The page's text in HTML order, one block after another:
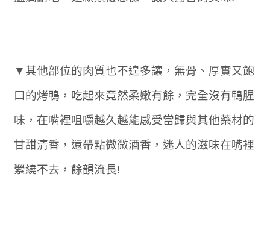
▼其他部位的肉質也不遑多讓，無骨、厚實又飽
口的烤鴨，吃起來竟然柔嫩有餘，完全沒有鴨腥
味，在嘴裡咀嚼越久越能感受當歸與其他藥材的
甘甜清香，還帶點微微酒香，迷人的滋味在嘴裡
縈繞不去，餘韻流長!